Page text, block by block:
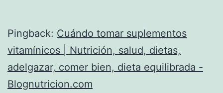
Pingback: Cuándo tomar suplementos
vitamínicos | Nutrición, salud, dietas,
adelgazar, comer bien, dieta equilibrada -
Blognutricion.com